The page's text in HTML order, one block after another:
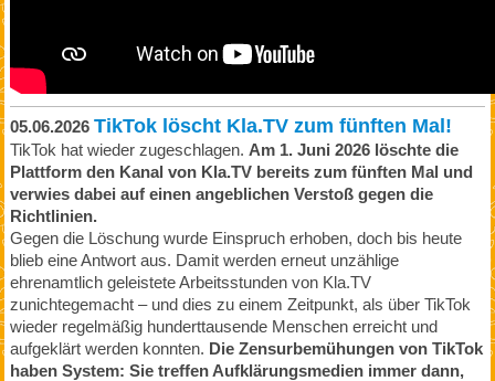
05.06.2026 TikTok löscht Kla.TV zum fünften Mal!
TikTok hat wieder zugeschlagen. Am 1. Juni 2026 löschte die
Plattform den Kanal von Kla.TV bereits zum fünften Mal und
verwies dabei auf einen angeblichen Verstoß gegen die
Richtlinien.
Gegen die Löschung wurde Einspruch erhoben, doch bis heute
blieb eine Antwort aus. Damit werden erneut unzählige
ehrenamtlich geleistete Arbeitsstunden von Kla.TV
zunichtegemacht – und dies zu einem Zeitpunkt, als über TikTok
wieder regelmäßig hunderttausende Menschen erreicht und
aufgeklärt werden konnten. Die Zensurbemühungen von TikTok
haben System: Sie treffen Aufklärungsmedien immer dann,